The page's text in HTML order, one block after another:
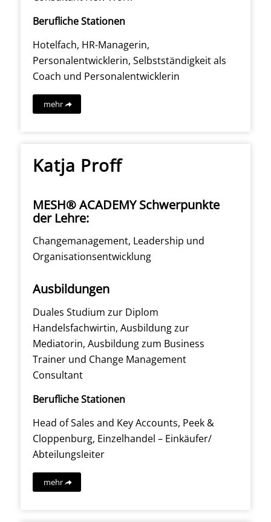
Berufliche Stationen
Hotelfach, HR-Managerin,
Personalentwicklerin, Selbstständigkeit als
Coach und Personalentwicklerin
mehr
Katja Proff
MESH® ACADEMY Schwerpunkte
der Lehre:
Changemanagement, Leadership und
Organisationsentwicklung
Ausbildungen
Duales Studium zur Diplom
Handelsfachwirtin, Ausbildung zur
Mediatorin, Ausbildung zum Business
Trainer und Change Management
Consultant
Berufliche Stationen
Head of Sales and Key Accounts, Peek &
Cloppenburg, Einzelhandel – Einkäufer/
Abteilungsleiter
mehr